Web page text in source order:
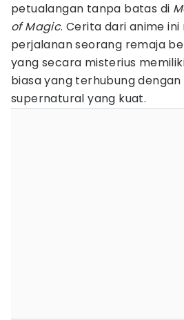
petualangan tanpa batas di
of Magic. Cerita dari anime
perjalanan seorang remaja
yang secara misterius
biasa yang terhubung
supernatural yang kuat.